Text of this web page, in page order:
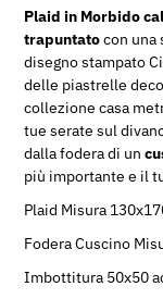
Plaid in Morbido
trapuntatocon una
disegno stampato
delle piastrelle
collezione casa
tue serate sul
dalla fodera di un
più importante e il
Plaid Misura
Fodera Cuscino
Imbottitura 50x50